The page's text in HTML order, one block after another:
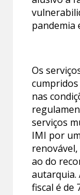
pandemia
Os
nas
serviços
IMI por
ao do
autarquia.
fiscal é de